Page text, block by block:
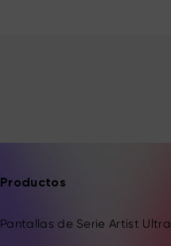
Productos
Pantallas de Serie Artist Ultra